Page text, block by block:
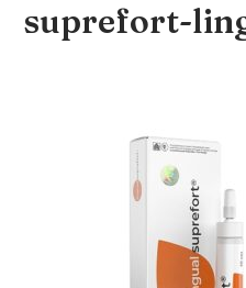
suprefort-